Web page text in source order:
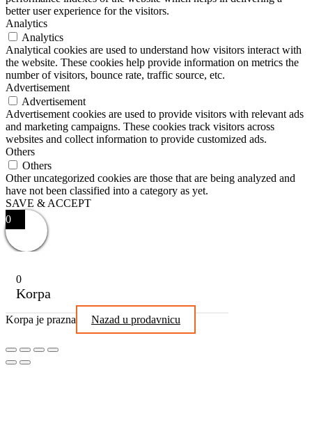
better user experience for the visitors.
Analytics
Analytics
Analytical cookies are used to understand how visitors interact with
the website. These cookies help provide information on metrics the
number of visitors, bounce rate, traffic source, etc.
Advertisement
Advertisement
Advertisement cookies are used to provide visitors with relevant ads
and marketing campaigns. These cookies track visitors across
websites and collect information to provide customized ads.
Others
Others
Other uncategorized cookies are those that are being analyzed and
have not been classified into a category as yet.
SAVE & ACCEPT
0
0
Korpa
Korpa je prazna Nazad u prodavnicu